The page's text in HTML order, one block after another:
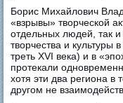
Борис Михайлович
«взрывы» творческой
отдельных людей, так
творчества и культуры
треть XVI века) и в
протекали
хотя эти два региона в
другом не